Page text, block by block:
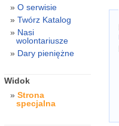
O serwisie
Twórz Katalog
Nasi
wolontariusze
Dary pieniężne
Widok
Strona
specjalna